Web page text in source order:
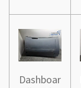
Dashboar